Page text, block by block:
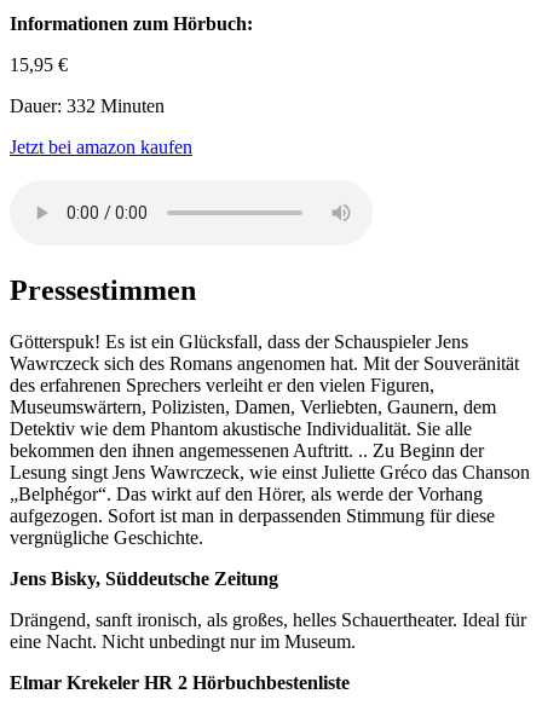
Informationen zum Hörbuch:
15,95 €
Dauer: 332 Minuten
Jetzt bei amazon kaufen
Pressestimmen
Götterspuk! Es ist ein Glücksfall, dass der Schauspieler Jens
Wawrczeck sich des Romans angenomen hat. Mit der Souveränität
des erfahrenen Sprechers verleiht er den vielen Figuren,
Museumswärtern, Polizisten, Damen, Verliebten, Gaunern, dem
Detektiv wie dem Phantom akustische Individualität. Sie alle
bekommen den ihnen angemessenen Auftritt. .. Zu Beginn der
Lesung singt Jens Wawrczeck, wie einst Juliette Gréco das Chanson
„Belphégor“. Das wirkt auf den Hörer, als werde der Vorhang
aufgezogen. Sofort ist man in derpassenden Stimmung für diese
vergnügliche Geschichte.
Jens Bisky, Süddeutsche Zeitung
Drängend, sanft ironisch, als großes, helles Schauertheater. Ideal für
eine Nacht. Nicht unbedingt nur im Museum.
Elmar Krekeler HR 2 Hörbuchbestenliste